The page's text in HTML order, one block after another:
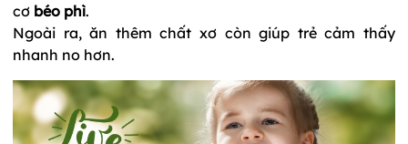
cơ béo phì.
Ngoài ra, ăn thêm chất xơ còn giúp trẻ cảm thấy
nhanh no hơn.